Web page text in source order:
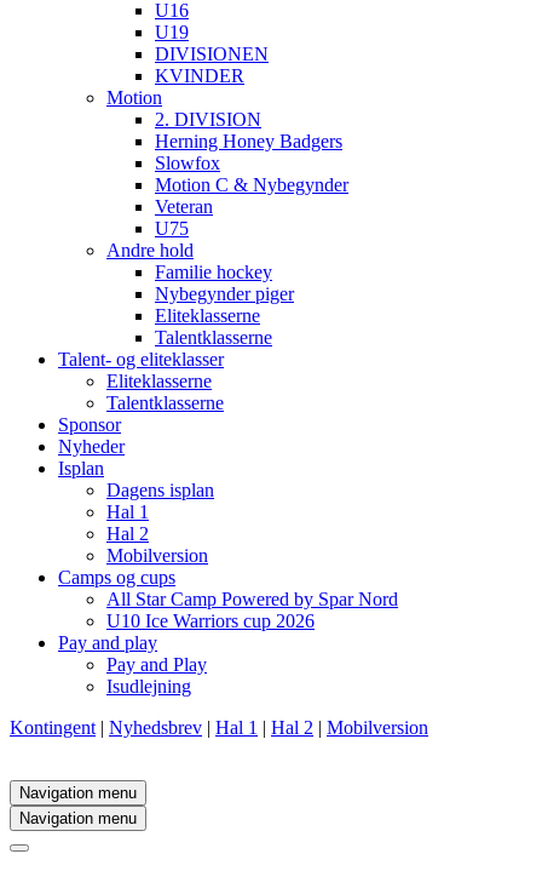
U16
U19
DIVISIONEN
KVINDER
Motion
2. DIVISION
Herning Honey Badgers
Slowfox
Motion C & Nybegynder
Veteran
U75
Andre hold
Familie hockey
Nybegynder piger
Eliteklasserne
Talentklasserne
Talent- og eliteklasser
Eliteklasserne
Talentklasserne
Sponsor
Nyheder
Isplan
Dagens isplan
Hal 1
Hal 2
Mobilversion
Camps og cups
All Star Camp Powered by Spar Nord
U10 Ice Warriors cup 2026
Pay and play
Pay and Play
Isudlejning
Kontingent | Nyhedsbrev | Hal 1 | Hal 2 | Mobilversion
Navigation menu
Navigation menu